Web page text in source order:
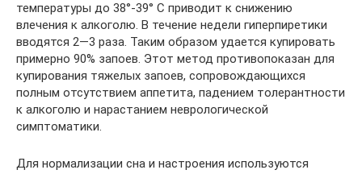
температуры до 38°-39° С приводит к снижению
влечения к алкоголю. В течение недели гиперпиретики
вводятся 2—3 раза. Таким образом удается купировать
примерно 90% запоев. Этот метод противопоказан для
купирования тяжелых запоев, сопровождающихся
полным отсутствием аппетита, падением толерантности
к алкоголю и нарастанием неврологической
симптоматики.
Для нормализации сна и настроения используются